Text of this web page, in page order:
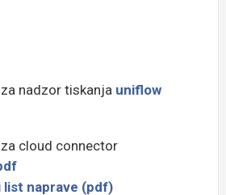
nadzor tiskanja uniflow
cloud connector
list naprave (pdf)